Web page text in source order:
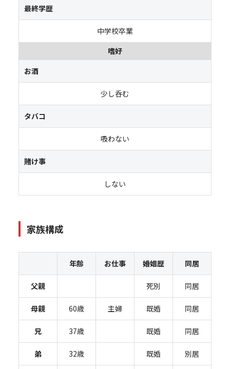
最終学歴
中学校卒業
嗜好
お酒
少し呑む
タバコ
吸わない
賭け事
しない
家族構成
年齢 お仕事 婚姻歴 同居
父親 死別 同居
母親 60歳 主婦 既婚 同居
兄 37歳 既婚 同居
弟 32歳 既婚 別居